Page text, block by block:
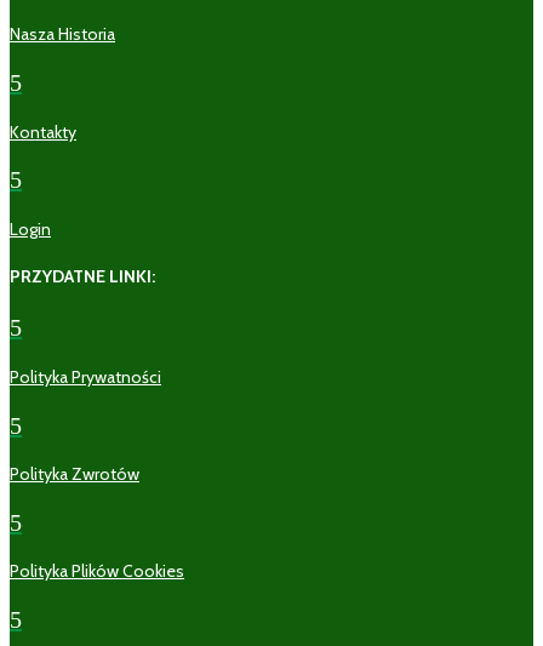
Nasza Historia
5
Kontakty
5
Login
PRZYDATNE LINKI:
5
Polityka Prywatności
5
Polityka Zwrotów
5
Polityka Plików Cookies
5